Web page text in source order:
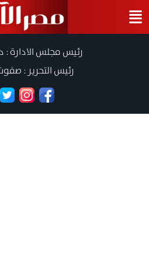
رئيس مجلس الادارة
رئيس التحرير :